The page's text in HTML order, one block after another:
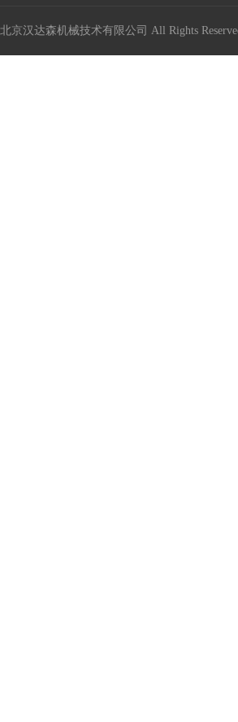
京汉达森机械技术有限公司 All Rights